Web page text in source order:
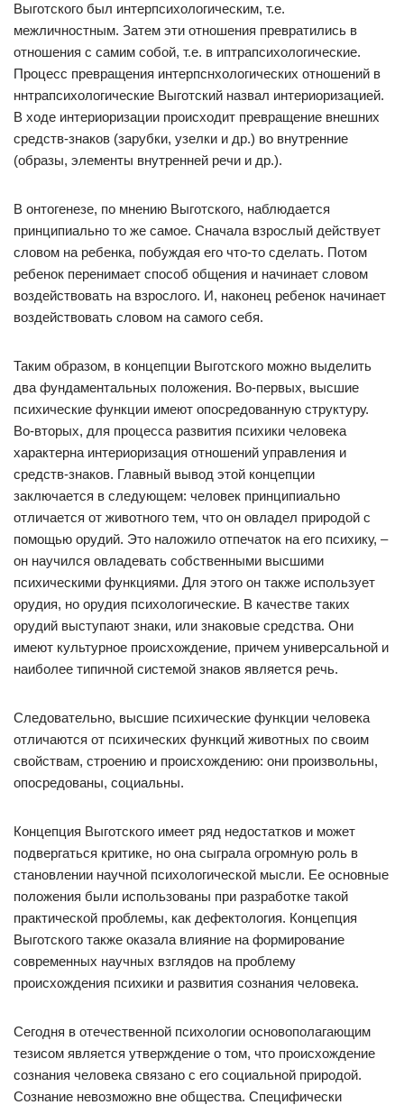
Выготского был интерпсихологическим, т.е.
межличностным. Затем эти отношения превратились в
отношения с самим собой, т.е. в иптрапсихологические.
Процесс превращения интерпснхологических отношений в
ннтрапсихологические Выготский назвал интериоризацией.
В ходе интериоризации происходит превращение внешних
средств-знаков (зарубки, узелки и др.) во внутренние
(образы, элементы внутренней речи и др.).
В онтогенезе, по мнению Выготского, наблюдается
принципиально то же самое. Сначала взрослый действует
словом на ребенка, побуждая его что-то сделать. Потом
ребенок перенимает способ общения и начинает словом
воздействовать на взрослого. И, наконец ребенок начинает
воздействовать словом на самого себя.
Таким образом, в концепции Выготского можно выделить
два фундаментальных положения. Во-первых, высшие
психические функции имеют опосредованную структуру.
Во-вторых, для процесса развития психики человека
характерна интериоризация отношений управления и
средств-знаков. Главный вывод этой концепции
заключается в следующем: человек принципиально
отличается от животного тем, что он овладел природой с
помощью орудий. Это наложило отпечаток на его психику, –
он научился овладевать собственными высшими
психическими функциями. Для этого он также использует
орудия, но орудия психологические. В качестве таких
орудий выступают знаки, или знаковые средства. Они
имеют культурное происхождение, причем универсальной и
наиболее типичной системой знаков является речь.
Следовательно, высшие психические функции человека
отличаются от психических функций животных по своим
свойствам, строению и происхождению: они произвольны,
опосредованы, социальны.
Концепция Выготского имеет ряд недостатков и может
подвергаться критике, но она сыграла огромную роль в
становлении научной психологической мысли. Ее основные
положения были использованы при разработке такой
практической проблемы, как дефектология. Концепция
Выготского также оказала влияние на формирование
современных научных взглядов на проблему
происхождения психики и развития сознания человека.
Сегодня в отечественной психологии основополагающим
тезисом является утверждение о том, что происхождение
сознания человека связано с его социальной природой.
Сознание невозможно вне общества. Специфически